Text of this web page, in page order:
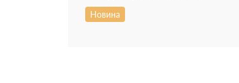
Новина